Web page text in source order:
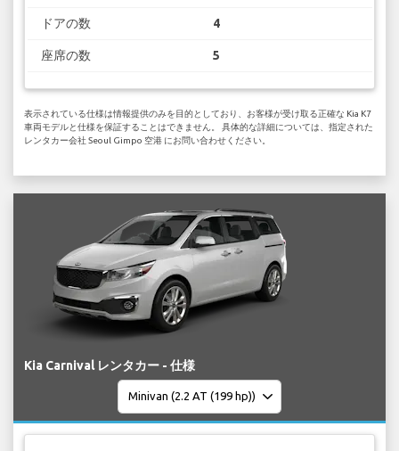
ドアの数 4
座席の数 5
表示されている仕様は情報提供のみを目的としており、お客様が受け取る正確な Kia K7
車両モデルと仕様を保証することはできません。 具体的な詳細については、指定された
レンタカー会社 Seoul Gimpo 空港 にお問い合わせください。
Kia Carnival レンタカー - 仕様